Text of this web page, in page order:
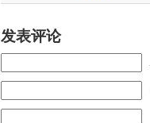
发表评论